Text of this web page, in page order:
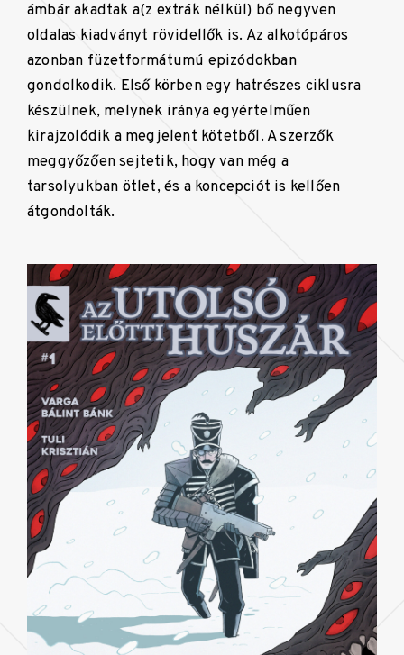
ámbár akadtak a(z extrák nélkül) bő negyven
oldalas kiadványt rövidellők is. Az alkotópáros
azonban füzetformátumú epizódokban
gondolkodik. Első körben egy hatrészes ciklusra
készülnek, melynek iránya egyértelműen
kirajzolódik a megjelent kötetből. A szerzők
meggyőzően sejtetik, hogy van még a
tarsolyukban ötlet, és a koncepciót is kellően
átgondolták.